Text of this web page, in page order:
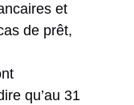
et
de prêt,
qu’au 31